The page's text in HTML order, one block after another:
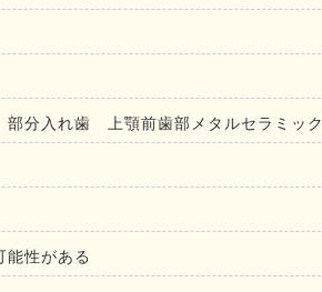
分入れ歯 上顎前歯部メタルセラミック
能性がある